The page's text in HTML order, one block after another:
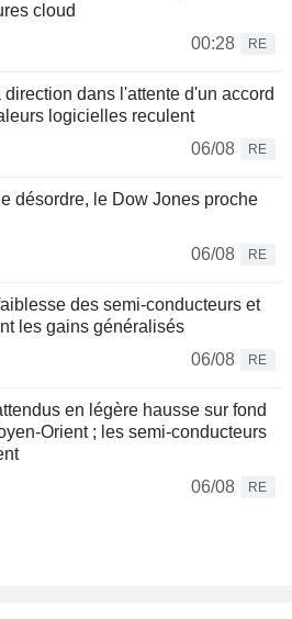
cloud
00:28
RE
dans l'attente d'un accord
logicielles reculent
06/08
RE
désordre, le Dow Jones proche
06/08
RE
des semi-conducteurs et
les gains généralisés
06/08
RE
en légère hausse sur fond
Orient ; les semi-conducteurs
06/08
RE